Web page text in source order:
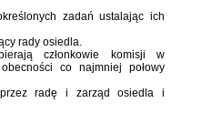
zadań ustalając ich
rady osiedla.
członkowie komisji w
co najmniej połowy
radę i zarząd osiedla i